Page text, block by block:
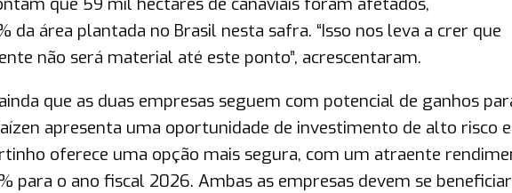
da área plantada no Brasil nesta safra. “Isso nos leva a crer que
não será material até este ponto”, acrescentaram.
que as duas empresas seguem com potencial de ganhos
apresenta uma oportunidade de investimento de alto risco e
oferece uma opção mais segura, com um atraente
para o ano fiscal 2026. Ambas as empresas devem se